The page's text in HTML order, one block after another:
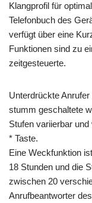
Klangprofil für
Telefonbuch des
verfügt über eine
Funktionen sind zu
zeitgesteuerte.
Unterdrückte
stumm geschaltete
Stufen variierbar
* Taste.
Eine Weckfunktion
18 Stunden und die
zwischen 20
Anrufbeantworter